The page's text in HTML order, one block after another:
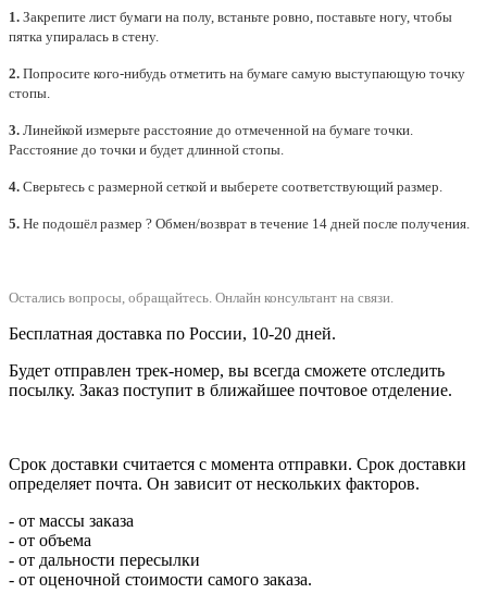
1. Закрепите лист бумаги на полу, встаньте ровно, поставьте ногу, чтобы
пятка упиралась в стену.
2. Попросите кого-нибудь отметить на бумаге самую выступающую точку
стопы.
3. Линейкой измерьте расстояние до отмеченной на бумаге точки.
Расстояние до точки и будет длинной стопы.
4. Сверьтесь с размерной сеткой и выберете соответствующий размер.
5. Не подошёл размер ? Обмен/возврат в течение 14 дней после получения.
Остались вопросы, обращайтесь. Онлайн консультант на связи.
Бесплатная доставка по России, 10-20 дней.
Будет отправлен трек-номер, вы всегда сможете отследить
посылку. Заказ поступит в ближайшее почтовое отделение.
Срок доставки считается с момента отправки. Срок доставки
определяет почта. Он зависит от нескольких факторов.
- от массы заказа
- от объема
- от дальности пересылки
- от оценочной стоимости самого заказа.